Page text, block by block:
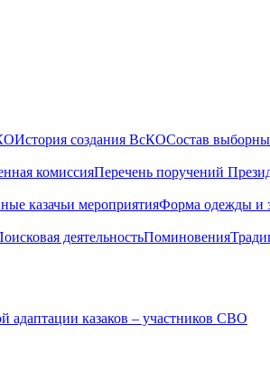
История создания ВсКОСостав
комиссияПеречень поручений
казачьи мероприятияФорма одежды и
деятельностьПоминовения
адаптации казаков – участников СВО